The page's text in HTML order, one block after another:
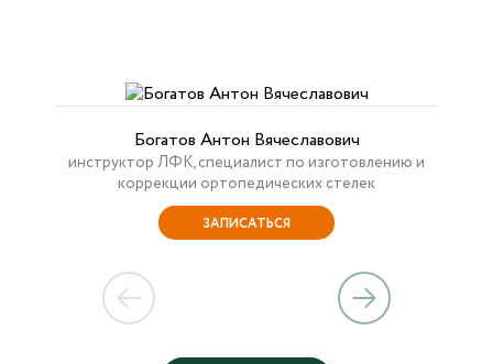
Богатов Антон Вячеславович
инструктор ЛФК, специалист по изготовлению и
коррекции ортопедических стелек
ЗАПИСАТЬСЯ